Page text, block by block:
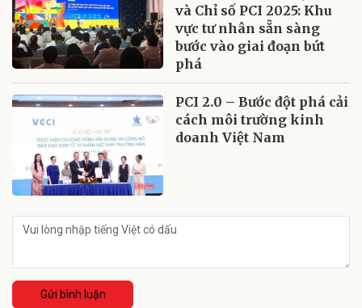
và Chỉ số PCI 2025: Khu
vực tư nhân sẵn sàng
bước vào giai đoạn bứt
phá
PCI 2.0 – Bước đột phá cải
cách môi trường kinh
doanh Việt Nam
Gửi bình luận